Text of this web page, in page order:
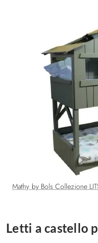
Mathy by Bols Collezione
Letti a castello